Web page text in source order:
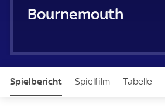
m.
e
Bournemouth
Spielbericht Spielfilm Tabelle